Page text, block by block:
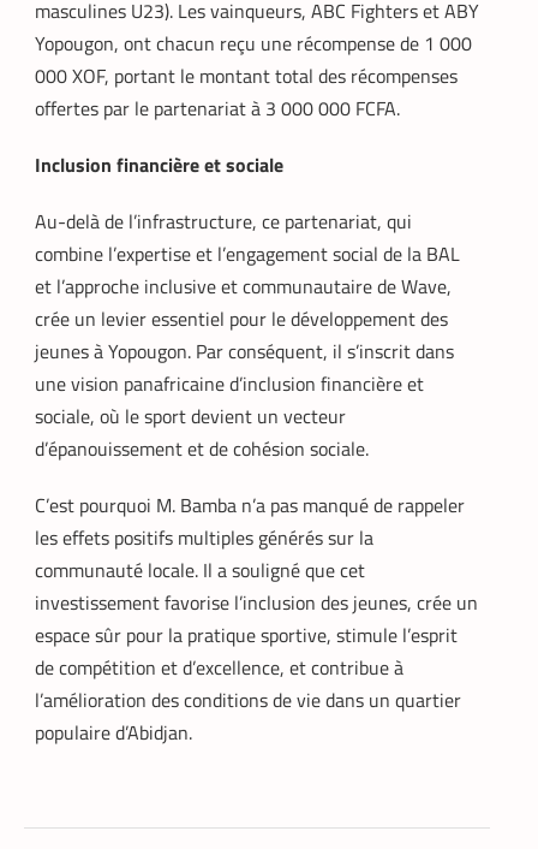
masculines U23). Les vainqueurs, ABC Fighters et ABY
Yopougon, ont chacun reçu une récompense de 1 000
000 XOF, portant le montant total des récompenses
offertes par le partenariat à 3 000 000 FCFA.
Inclusion financière et sociale
Au-delà de l’infrastructure, ce partenariat, qui
combine l’expertise et l’engagement social de la BAL
et l’approche inclusive et communautaire de Wave,
crée un levier essentiel pour le développement des
jeunes à Yopougon. Par conséquent, il s’inscrit dans
une vision panafricaine d’inclusion financière et
sociale, où le sport devient un vecteur
d’épanouissement et de cohésion sociale.
C’est pourquoi M. Bamba n’a pas manqué de rappeler
les effets positifs multiples générés sur la
communauté locale. Il a souligné que cet
investissement favorise l’inclusion des jeunes, crée un
espace sûr pour la pratique sportive, stimule l’esprit
de compétition et d’excellence, et contribue à
l’amélioration des conditions de vie dans un quartier
populaire d’Abidjan.
Armel Djoba 22 mai 2026
En associant l’interopérabilité de PayPal
World au stablecoin PYUSD, PayPal
promet de désenclaver le commerce
grâce à des transactions
transfrontalières plus rapides, stables et
DATACENTER , TECH MONDE
Data center : 70 % d’énergie économisée
pour un retour sur investissement
triennal
numériques annonce la réduction de 70